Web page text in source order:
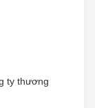
ty thương